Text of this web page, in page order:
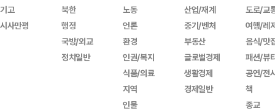
기고
시사만평
북한
행정
국방/외교
정치일반
노동
언론
환경
인권/복지
식품/의료
지역
인물
산업/재계
중기/벤처
부동산
글로벌경제
생활경제
경제일반
도로/교
여행/레
음식/맛
패션/뷰
공연/전
책
종교